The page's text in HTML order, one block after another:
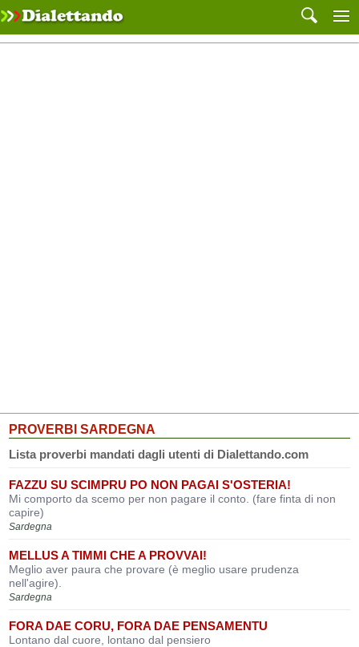
PROVERBI SARDEGNA
Lista proverbi mandati dagli utenti di Dialettando.com
FAZZU SU SCIMPRU PO NON PAGAI S'OSTERIA!
Mi comporto da scemo per non pagare il conto. (fare finta di non
capire)
Sardegna
MELLUS A TIMMI CHE A PROVVAI!
Meglio aver paura che provare (è meglio usare prudenza
nell'agire).
Sardegna
FORA DAE CORU, FORA DAE PENSAMENTU
Lontano dal cuore, lontano dal pensiero